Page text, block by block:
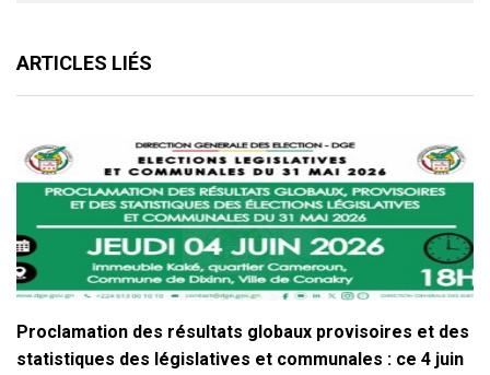
ARTICLES LIÉS
Proclamation des résultats globaux provisoires et des
statistiques des législatives et communales : ce 4 juin